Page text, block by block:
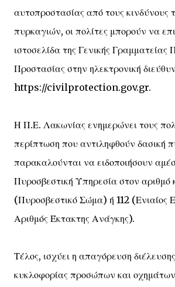
αυτοπροστασίας από τους κινδύνους
πυρκαγιών, οι πολίτες μπορούν να
ιστοσελίδα της Γενικής Γραμματείας
Προστασίας στην ηλεκτρονική
https://civilprotection.gov.gr.
Η Π.Ε. Λακωνίας ενημερώνει τους
περίπτωση που αντιληφθούν δασική
παρακαλούνται να ειδοποιήσουν
Πυροσβεστική Υπηρεσία στον αριθμό
(Πυροσβεστικό Σώμα) ή 112 (Ενιαίος
Αριθμός Έκτακτης Ανάγκης).
Τέλος, ισχύει η απαγόρευση
κυκλοφορίας προσώπων και